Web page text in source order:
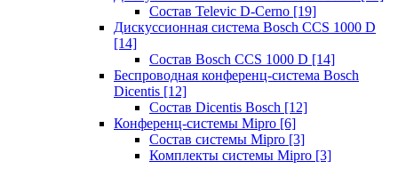
Состав Televic D-Cerno [19]
Дискуссионная система Bosch CCS 1000 D
[14]
Состав Bosch CCS 1000 D [14]
Беспроводная конференц-система Bosch
Dicentis [12]
Состав Dicentis Bosch [12]
Конференц-системы Mipro [6]
Состав системы Mipro [3]
Комплекты системы Mipro [3]